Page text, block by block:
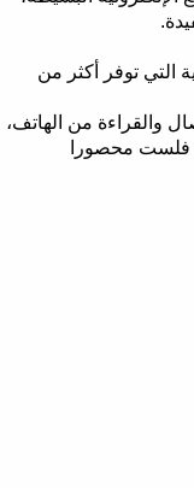
التي توفر أكثر من
والقراءة من الهاتف،
فلست محصورا